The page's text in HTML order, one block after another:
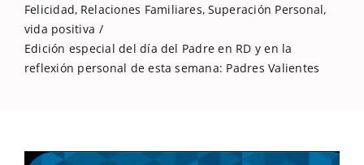
Felicidad Relaciones Familiares Superación Personal
vida positiva
Edición especial del día del Padre en RD y en la
reflexión personal de esta semana: Padres Valientes